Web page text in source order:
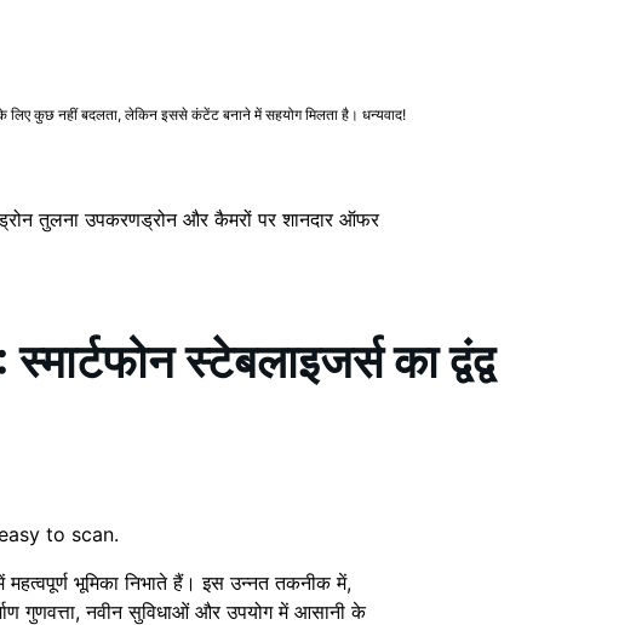
कुछ नहीं बदलता, लेकिन इससे कंटेंट बनाने में सहयोग मिलता है। धन्यवाद!
तुलना उपकरणड्रोन और कैमरों पर शानदार ऑफर
स्टेबलाइजर्स का द्वंद्व
to scan.
महत्वपूर्ण भूमिका निभाते हैं। इस उन्नत तकनीक में,
गुणवत्ता, नवीन सुविधाओं और उपयोग में आसानी के